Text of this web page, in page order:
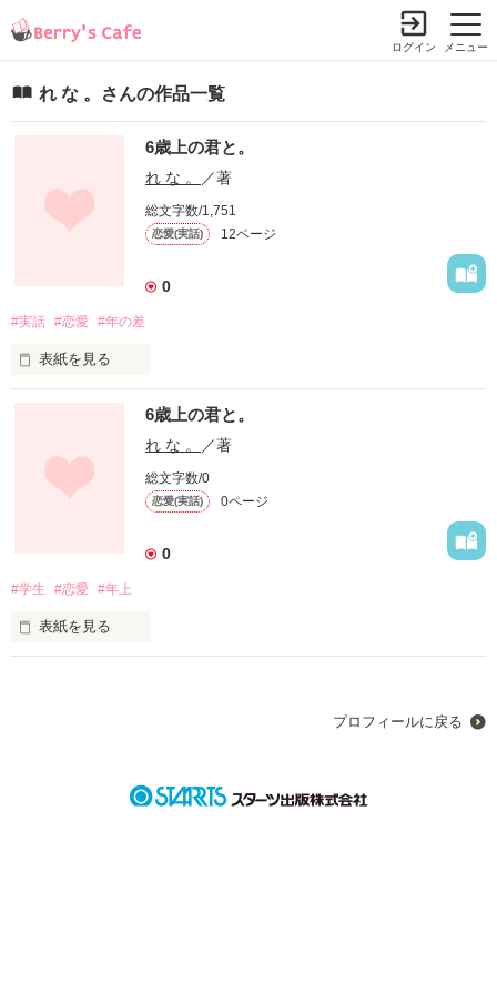
メニュー
ログイン
れ な 。さんの作品一覧
6歳上の君と。
れ な 。 ／著
総文字数/1,751
恋愛(実話) 12ページ
0
#実話 #恋愛 #年の差
表紙を見る
私が今実際に体験してるお話です。
6歳上の君と。
れ な 。 ／著
総文字数/0
恋愛(実話) 0ページ
0
#学生 #恋愛 #年上
表紙を見る
プロフィールに戻る